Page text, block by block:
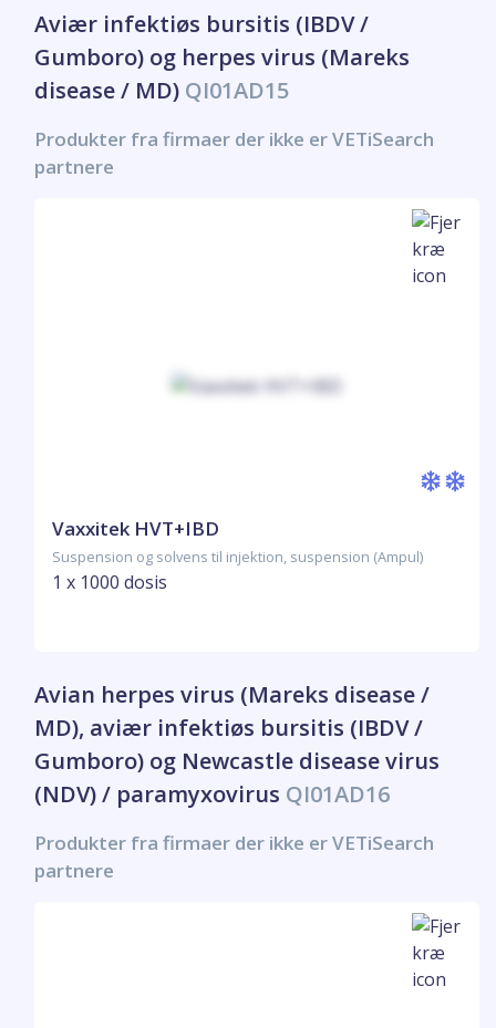
Aviær infektiøs bursitis (IBDV /
Gumboro) og herpes virus (Mareks
disease / MD) QI01AD15
Produkter fra firmaer der ikke er VETiSearch
partnere
Vaxxitek HVT+IBD
Suspension og solvens til injektion, suspension (Ampul)
1 x 1000 dosis
Avian herpes virus (Mareks disease /
MD), aviær infektiøs bursitis (IBDV /
Gumboro) og Newcastle disease virus
(NDV) / paramyxovirus QI01AD16
Produkter fra firmaer der ikke er VETiSearch
partnere